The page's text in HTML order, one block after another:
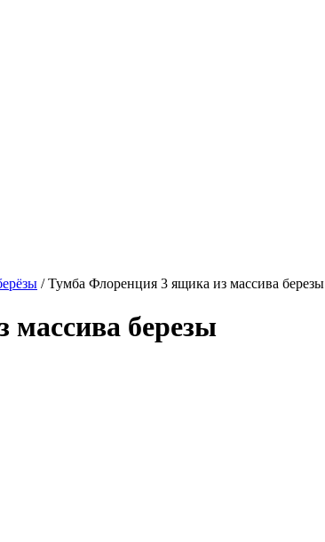
/ Тумба Флоренция 3 ящика из массива березы
березы